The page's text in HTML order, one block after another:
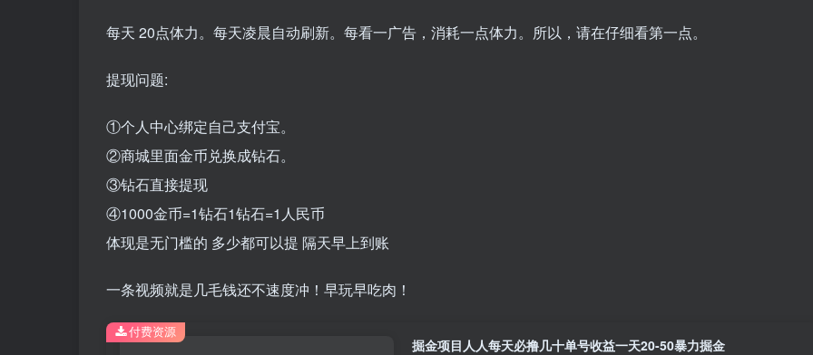
每天 20点体力。每天凌晨自动刷新。每看一广告，消耗一点体力。所以，请在仔细看第一点。
提现问题:
①个人中心绑定自己支付宝。
②商城里面金币兑换成钻石。
③钻石直接提现
④1000金币=1钻石1钻石=1人民币
体现是无门槛的 多少都可以提 隔天早上到账
一条视频就是几毛钱还不速度冲！早玩早吃肉！
掘金项目人人每天必撸几十单号收益一天20-50暴力掘金
付费资源